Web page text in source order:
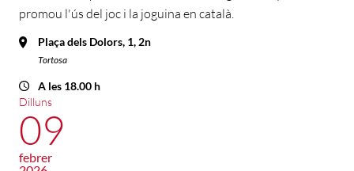
promou l'ús del joc i la joguina en català.
Plaça dels Dolors, 1, 2n
Tortosa
A les 18.00 h
Dilluns
09
febrer